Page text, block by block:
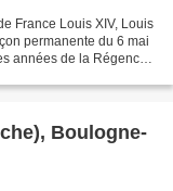
France Louis XIV, Louis
permanente du 6 mai
années de la Régence.
Boulogne-